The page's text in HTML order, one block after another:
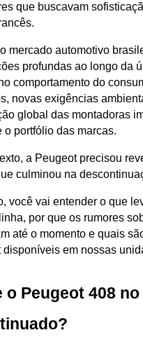
que buscavam
mercado automotivo
profundas ao longo da
comportamento do
novas exigências
global das montadoras
o portfólio das marcas.
a Peugeot precisou
culminou na
você vai entender o que
por que os rumores
até o momento e quais
disponíveis em nossas
o Peugeot 408